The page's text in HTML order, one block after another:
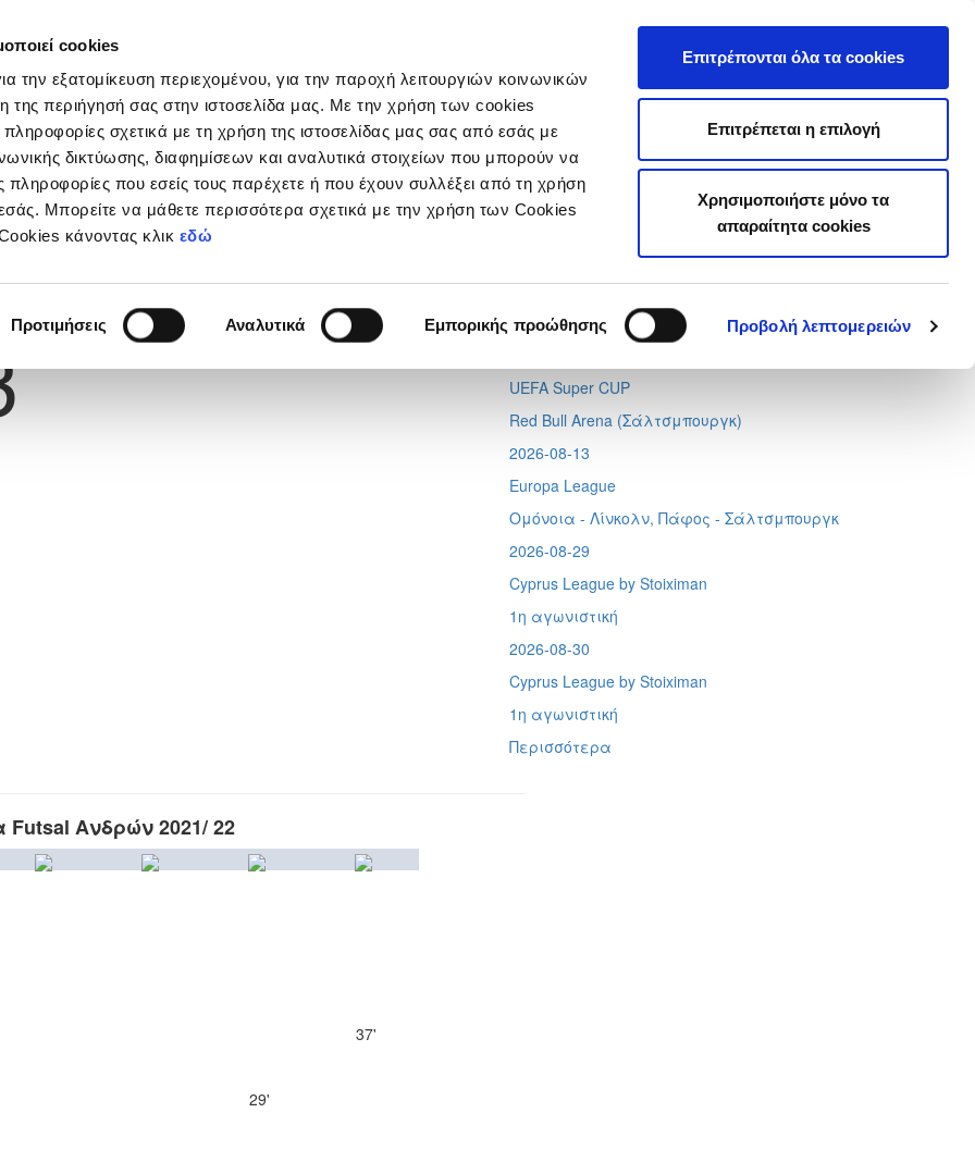
cookies
την εξατομίκευση περιεχομένου, για την παροχή λειτουργιών κοινωνικών
της περιήγησή σας στην ιστοσελίδα μας. Με την χρήση των cookies
πληροφορίες σχετικά με τη χρήση της ιστοσελίδας μας σας από εσάς με
δικτύωσης, διαφημίσεων και αναλυτικά στοιχείων που μπορούν να
που εσείς τους παρέχετε ή που έχουν συλλέξει από τη χρήση
Μπορείτε να μάθετε περισσότερα σχετικά με την χρήση των Cookies
κάνοντας κλικ εδώ
Προτιμήσεις Αναλυτικά Εμπορικής προώθησης Προβολή λεπτομερειών
Επιτρέπονται όλα τα cookies
Επιτρέπεται η επιλογή
Χρησιμοποιήστε μόνο τα
απαραίτητα cookies
Διοργανώσεις
Next
Ανδρών 2021/ 22
37'
29'
Tweets by CyprusFA
Προσεχή γεγονότα
Conference League
Απόλλων - Μπραν
UEFA Super CUP
Red Bull Arena (Σάλτσμπουργκ)
2026-08-13
Europa League
Ομόνοια - Λίνκολν, Πάφος - Σάλτσμπουργκ
2026-08-29
Cyprus League by Stoiximan
1η αγωνιστική
2026-08-30
Cyprus League by Stoiximan
1η αγωνιστική
Περισσότερα